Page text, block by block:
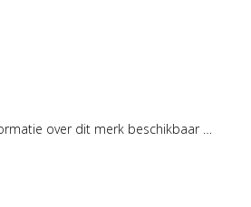
over dit merk beschikbaar …